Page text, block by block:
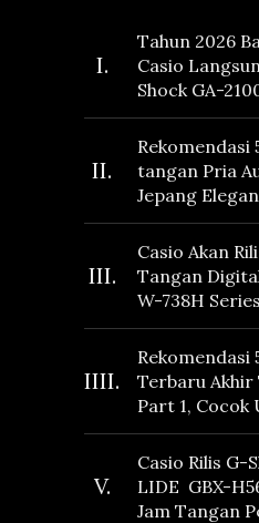
I.
Tahun 2026
Casio
Shock GA-
II.
Rekomendasi
tangan Pria
Jepang
Dikoleksi di
III.
Casio Akan
Tangan
W-738H
Masa Baterai
dan Fitur
IIII.
Rekomendasi
Terbaru Akhir
Part 1, Cocok
Baru!
V.
Casio Rilis G-
LIDE GBX-
Jam Tangan